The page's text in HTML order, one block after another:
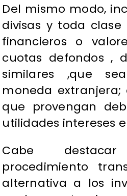
Del mismo modo,
divisas y toda
financieros o
cuotas defondos ,
similares ,que
moneda extranjera;
que provengan
utilidades intereses
Cabe
procedimiento
alternativa a los